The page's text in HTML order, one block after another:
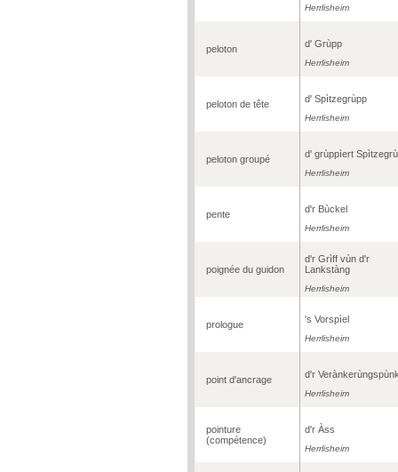
Herrlisheim
peloton d' Grùpp
Herrlisheim
peloton de tête d' Spìtzegrùpp
Herrlisheim
peloton groupé d' grùppìert
Herrlisheim
pente d'r Bùckel
Herrlisheim
poignée du guidon
d'r Grìff vùn d'r
Lankstàng
Herrlisheim
prologue 's Vorspìel
Herrlisheim
point d'ancrage d'r
Herrlisheim
pointure
(compétence)
d'r Àss
Herrlisheim